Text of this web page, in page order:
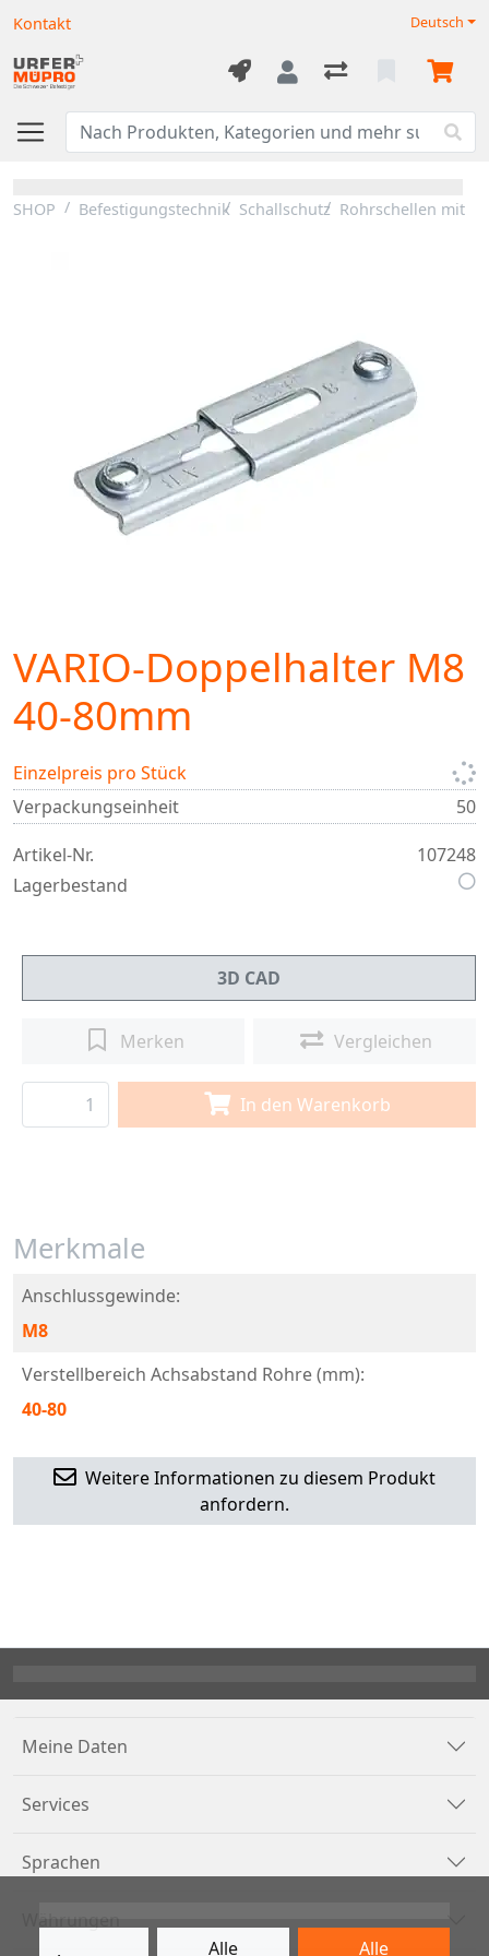
Kontakt Deutsch
SHOP Befestigungstechnik Schallschutz Rohrschellen mit
VARIO-Doppelhalter M8
40-80mm
Einzelpreis pro Stück
Verpackungseinheit
50
Artikel-Nr.
107248
Lagerbestand
3D CAD
Merken Vergleichen
In den Warenkorb
Merkmale
Anschlussgewinde:
M8
Verstellbereich Achsabstand Rohre (mm):
40-80
Weitere Informationen zu diesem Produkt
anfordern.
Meine Daten
Services
Sprachen
Währungen
Alle Alle